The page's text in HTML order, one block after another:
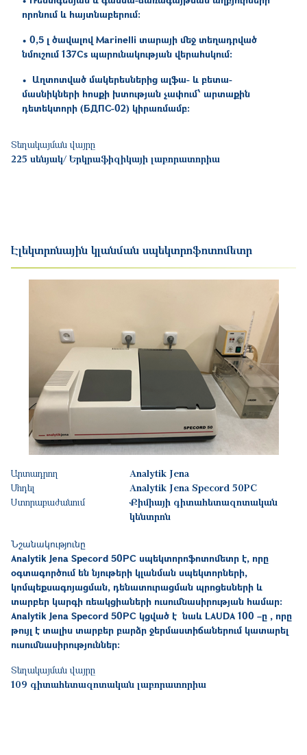
որոնում և հայտնաբերում:
• 0,5 լ ծավալով Marinelli տարայի մեջ տեղադրված
նմուշում 137Cs պարունակության վերահսկում:
• Աղտոտված մակերեսներից ալֆա- և բետա-
մասնիկների հոսքի խտության չափում՝ արտաքին
դետեկտորի (БДПС-02) կիրառմամբ:
Տեղակայման վայրը
225 սենյակ/ Երկրաֆիզիկայի լաբորատորիա
Էլեկտրոնային կլանման սպեկտրոֆոտոմետր
Արտադրող
Analytik Jena
Մոդել
Analytik Jena Specord 50PC
Ստորաբաժանում
Քիմիայի գիտահետազոտական
կենտրոն
Նշանակությունը
Analytik Jena Specord 50PC սպեկտորոֆոտոմետր է, որը
օգտագործում են նյութերի կլանման սպեկտորների,
կոմպեքսագոյացման, դենատուրացման պրոցեսների և
տարբեր կարգի ռեակցիաների ուսումնասիրության համար:
Analytik Jena Specord 50PC կցված է նաև LAUDA 100 –ը , որը
թույլ է տալիս տարբեր բարձր ջերմաստիճաներում կատարել
ուսումնասիրություններ:
Տեղակայման վայրը
109 գիտահետազոտական լաբորատորիա